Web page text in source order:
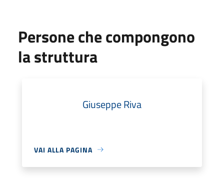
Persone che compongono
la struttura
Giuseppe Riva
VAI ALLA PAGINA